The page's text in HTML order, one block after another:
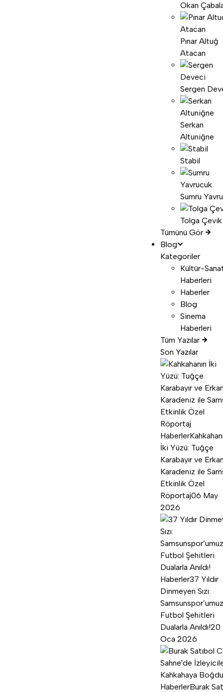
Okan
Pınar Altuğ
Atacan
Sergen
Serkan
Altuniğne
Stabil
Sumru
Tolga Çevik
Tümünü Gör
Blog
Kategoriler
Kültür-
Haberleri
Haberler
Blog
Sinema
Haberleri
Tüm Yazılar
Son Yazılar
Haberler
İki Yüzü: Tuğçe
Karabayır ve
Karadeniz ile
Etkinlik Özel
Röportaj06 May
2026
Haberler37 Yıldır
Dinmeyen Sızı:
Futbol Şehitleri
Dualarla Anıldı!20
Oca 2026
HaberlerBurak